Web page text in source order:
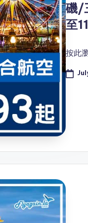
磯/
至
按此